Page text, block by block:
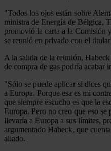
"Todos los ojos están sobre
ministra de Energía de Bélgica,
promovió la carta a la Comisión
se reunió en privado con el
A la salida de la reunión,
de compra de gas podría acabar
"Sólo se puede aplicar si dices
a Europa. Porque esa es mi
que siempre escucho es que la
Europa. Pero no creo que eso
llevaría a Europa a sus límites,
argumentado Habeck, que
aliado.